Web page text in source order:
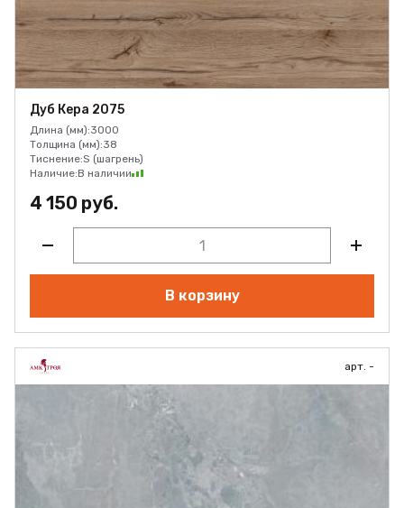
Дуб Кера 2075
Длина (мм):3000
Толщина (мм):38
Тиснение:S (шагрень)
Наличие:В наличии
4 150 руб.
В корзину
арт. -